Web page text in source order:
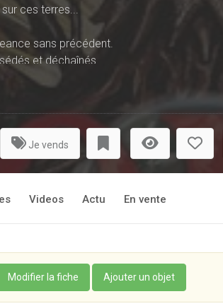
ces terres...
sans précédent.
et déchaînés.
Je vends
Videos Actu En vente
Modifier la fiche Ajouter un objet